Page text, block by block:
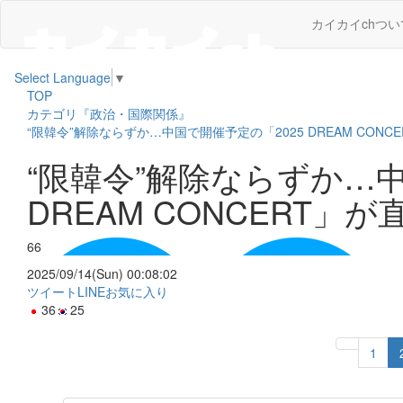
カイカイchつ
Select Language ▼
TOP
カテゴリ『政治・国際関係』
“限韓令”解除ならずか…中国で開催予定の「2025 DREAM
“限韓令”解除ならずか…
DREAM CONCERT」が
66
2025/09/14(Sun) 00:08:02
ツイート LINEお気に入り
36
25
1